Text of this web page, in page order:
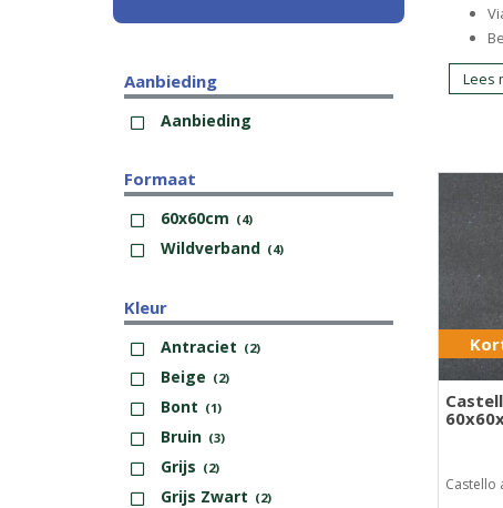
Aanbieding
Aanbieding
Formaat
60x60cm (4)
Wildverband (4)
Kleur
Antraciet (2)
Beige (2)
Bont (1)
Bruin (3)
Grijs (2)
Grijs Zwart (2)
Lees
Castello